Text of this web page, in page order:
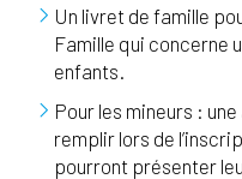
Un livret de famille
Famille qui concerne
enfants.
Pour les mineurs :
remplir lors de
pourront présenter